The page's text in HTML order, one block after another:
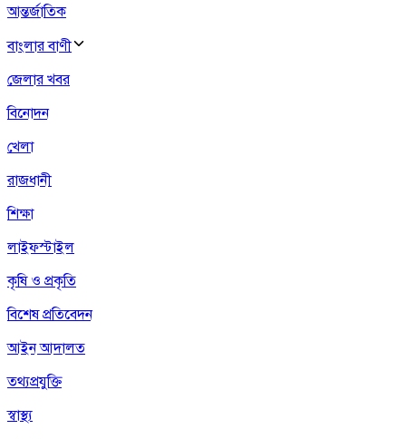
আন্তর্জাতিক
বাংলার বাণী
জেলার খবর
বিনোদন
খেলা
রাজধানী
শিক্ষা
লাইফস্টাইল
কৃষি ও প্রকৃতি
বিশেষ প্রতিবেদন
আইন আদালত
তথ্যপ্রযুক্তি
স্বাস্থ্য